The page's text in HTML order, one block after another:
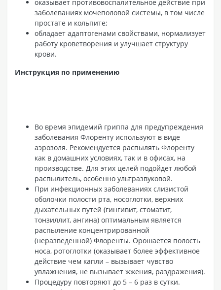
оказывает противовоспалительное действие при
заболеваниях мочеполовой системы, в том числе
простате и кольпите;
обладает адаптогенами свойствами, нормализует
работу кроветворения и улучшает структуру
крови.
Инструкция по применению
Во время эпидемий гриппа для предупреждения
заболевания Флоренту используют в виде
аэрозоля. Рекомендуется распылять Флоренту
как в домашних условиях, так и в офисах, на
производстве. Для этих целей подойдет любой
распылитель, особенно ультразвуковой.
При инфекционных заболеваниях слизистой
оболочки полости рта, носоглотки, верхних
дыхательных путей (гингивит, стоматит,
тонзиллит, ангина) оптимальным является
распыление концентрированной
(неразведенной) Флоренты. Орошается полость
носа, ротоглотки (оказывает более эффективное
действие чем капли – вызывает чувство
увлажнения, не вызывает жжения, раздражения).
Процедуру повторяют до 5 – 6 раз в сутки.